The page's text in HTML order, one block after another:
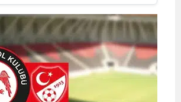
Kırıkkale
Batman
Şırnak
Bartın